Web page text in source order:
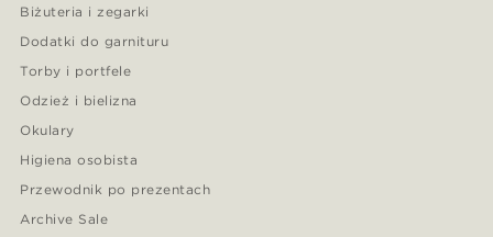
Biżuteria i zegarki
Dodatki do garnituru
Torby i portfele
Odzież i bielizna
Okulary
Higiena osobista
Przewodnik po prezentach
Archive Sale